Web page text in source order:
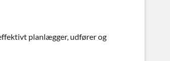
planlægger, udfører og